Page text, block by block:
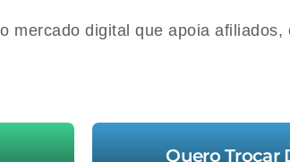
mercado digital que apoia afiliados,
Quero Trocar